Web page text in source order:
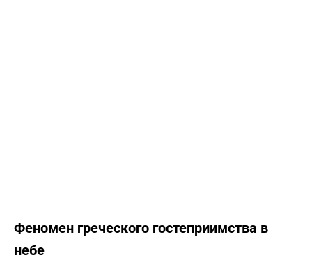
Феномен греческого гостеприимства в
небе